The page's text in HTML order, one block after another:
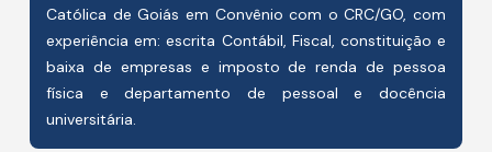
Católica de Goiás em Convênio com o CRC/GO, com
experiência em: escrita Contábil, Fiscal, constituição e
baixa de empresas e imposto de renda de pessoa
física e departamento de pessoal e docência
universitária.